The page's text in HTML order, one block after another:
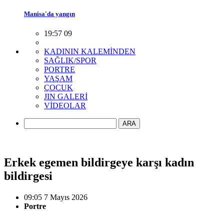
Manisa'da yangın
19:57 09
KADININ KALEMİNDEN
SAĞLIK/SPOR
PORTRE
YAŞAM
ÇOCUK
JIN GALERİ
VİDEOLAR
ARA
Erkek egemen bildirgeye karşı kadın
bildirgesi
09:05 7 Mayıs 2026
Portre